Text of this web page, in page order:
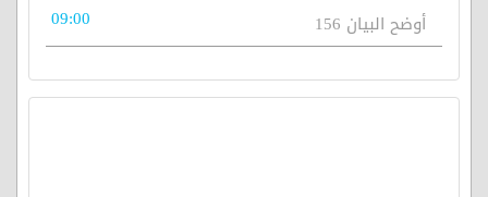
أوضح البيان 156 09:00